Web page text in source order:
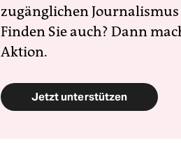
zugänglichen
Finden Sie auch? Dann
Aktion.
Jetzt unterstützen